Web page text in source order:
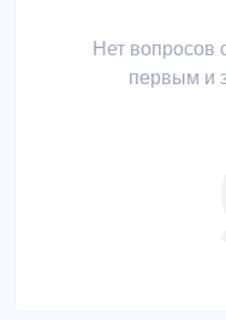
Нет вопросов
первым и